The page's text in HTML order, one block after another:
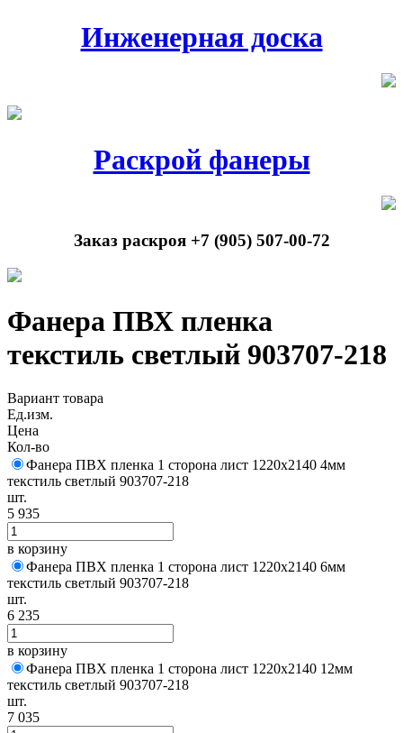
Инженерная доска
Раскрой фанеры
Заказ раскроя +7 (905) 507-00-72
Фанера ПВХ пленка
текстиль светлый 903707-218
Вариант товара
Ед.изм.
Цена
Кол-во
Фанера ПВХ пленка 1 сторона лист 1220х2140 4мм
текстиль светлый 903707-218
шт.
5 935
в корзину
Фанера ПВХ пленка 1 сторона лист 1220х2140 6мм
текстиль светлый 903707-218
шт.
6 235
в корзину
Фанера ПВХ пленка 1 сторона лист 1220х2140 12мм
текстиль светлый 903707-218
шт.
7 035